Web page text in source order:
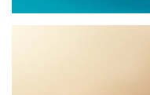
КОРПОРАТИВНІ